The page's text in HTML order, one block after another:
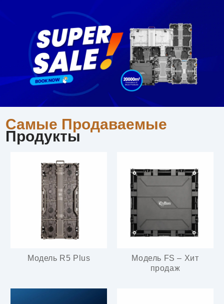
Самые Продаваемые
Продукты
Модель R5 Plus
Модель FS – Хит
продаж